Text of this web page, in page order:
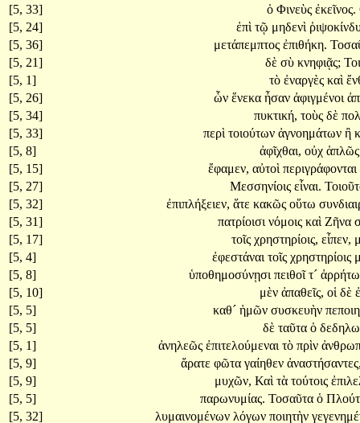
[5, 33]
ὁ Φινεὺς ἐκεῖνος.
[5, 24]
ἐπὶ τῷ μηδενὶ
[5, 36]
μετάπεμπτος ἐπιθήκη.
[5, 21]
δὲ σὺ κνηφιᾷς;
[5, 1]
τὸ ἐναργὲς καὶ
[5, 26]
ὧν ἕνεκα ἦσαν ἀφιγμένοι
[5, 34]
πυκτική, τοὺς δὲ
[5, 33]
περὶ τοιούτων ἀγνοημάτων ἢ
[5, 8]
ἀφῖχθαι, οὐχ
[5, 15]
ἔφαμεν, αὐτοὶ περιγράφονται
[5, 27]
Μεσσηνίοις εἶναι.
[5, 32]
ἐπιπλήξειεν, ἅτε κακῶς οὕτω
[5, 31]
πατρίοισι νόμοις καὶ Ζῆνα
[5, 17]
τοῖς χρηστηρίοις, εἶπεν,
[5, 4]
ἐφεστάναι τοῖς χρηστηρίοις
[5, 8]
ὑποθημοσύνῃσι πειθοῖτ´
[5, 10]
μὲν ἀπαθεῖς, οἱ δὲ
[5, 5]
καθ´ ἡμῶν συσκευὴν
[5, 5]
δὲ ταῦτα ὁ
[5, 1]
ἀνηλεῶς ἐπιτελούμεναι τὸ πρὶν
[5, 9]
ἄρατε φῶτα γαίηθεν
[5, 9]
μυχῶν, Καὶ τὰ τούτοις
[5, 5]
παρωνυμίας. Τοσαῦτα ὁ
[5, 32]
λυμαινομένων λόγων ποιητὴν